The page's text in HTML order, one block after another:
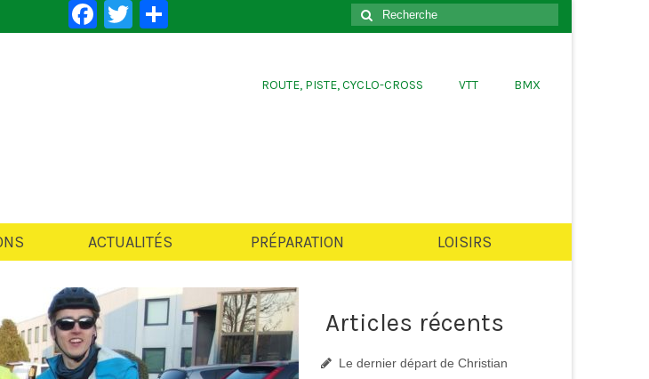
Facebook
Twitter
Rechercher
:
ROUTE, PISTE, CYCLO-CROSS VTT BMX
ACTUALITÉS PRÉPARATION LOISIRS
Articles récents
Le dernier départ de Christian